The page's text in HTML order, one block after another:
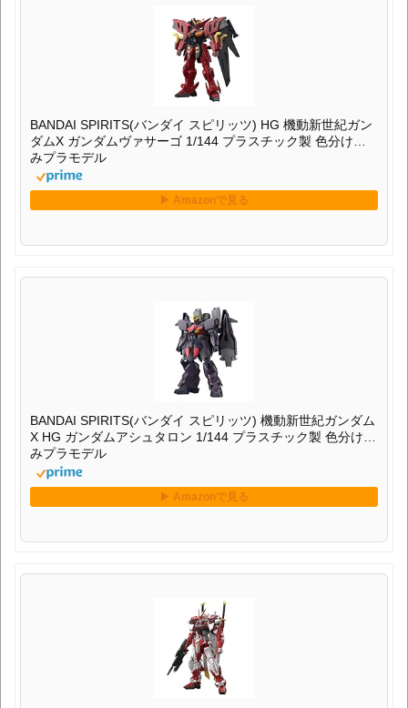
BANDAI SPIRITS(バンダイ スピリッツ) HG 機動新世紀ガン
ダムX ガンダムヴァサーゴ 1/144 プラスチック製 色分け済
みプラモデル
BANDAI SPIRITS(バンダイ スピリッツ) 機動新世紀ガンダム
X HG ガンダムアシュタロン 1/144 プラスチック製 色分け済
みプラモデル